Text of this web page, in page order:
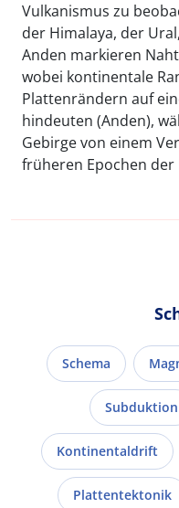
Vulkanismus zu
der Himalaya, der
Anden markieren
wobei kontinentale
Plattenrändern auf
hindeuten (Anden),
Gebirge von einem
früheren Epochen der
Schema
Subduktion
Kontinentaldrift
Plattentektonik